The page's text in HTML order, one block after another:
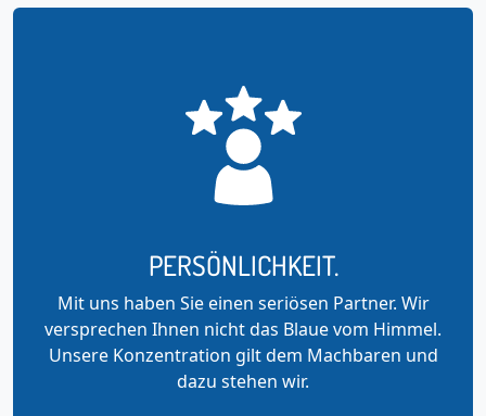
PERSÖNLICHKEIT.
Mit uns haben Sie einen seriösen Partner. Wir
versprechen Ihnen nicht das Blaue vom Himmel.
Unsere Konzentration gilt dem Machbaren und
dazu stehen wir.